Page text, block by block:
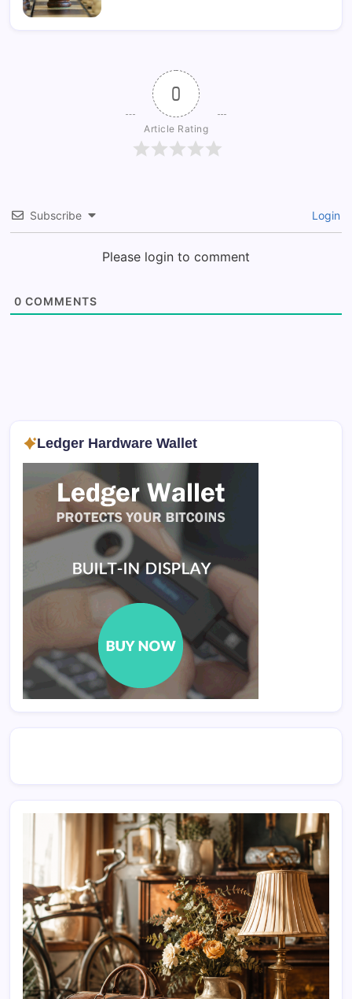
0
Article Rating
Subscribe Login
Please login to comment
0 COMMENTS
Ledger Hardware Wallet